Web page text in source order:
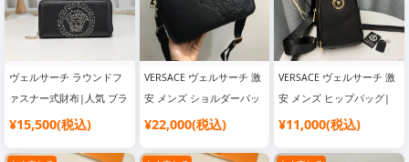
ヴェルサーチ ラウンドフ
ァスナー式財布|人気 ブラ
ンド バッグ
¥15,500(税込)
VERSACE ヴェルサーチ 激
安 メンズ ショルダーバッ
グ|スーパーコピー 優良サ
¥22,000(税込)
VERSACE ヴェルサーチ 激
安 メンズ ヒップバッグ|
韓国流行り ブランドバッ
¥11,000(税込)